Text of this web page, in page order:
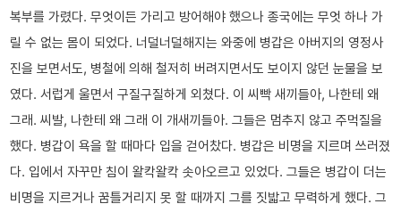
복부를 가렸다. 무엇이든 가리고 방어해야 했으나 종국에는 무엇 하나 가
릴 수 없는 몸이 되었다. 너덜너덜해지는 와중에 병갑은 아버지의 영정사
진을 보면서도, 병철에 의해 철저히 버려지면서도 보이지 않던 눈물을 보
였다. 서럽게 울면서 구질구질하게 외쳤다. 이 씨빡 새끼들아, 나한테 왜
그래. 씨발, 나한테 왜 그래 이 개새끼들아. 그들은 멈추지 않고 주먹질을
했다. 병갑이 욕을 할 때마다 입을 걷어찼다. 병갑은 비명을 지르며 쓰러졌
다. 입에서 자꾸만 침이 왈칵왈칵 솟아오르고 있었다. 그들은 병갑이 더는
비명을 지르거나 꿈틀거리지 못 할 때까지 그를 짓밟고 무력하게 했다. 그